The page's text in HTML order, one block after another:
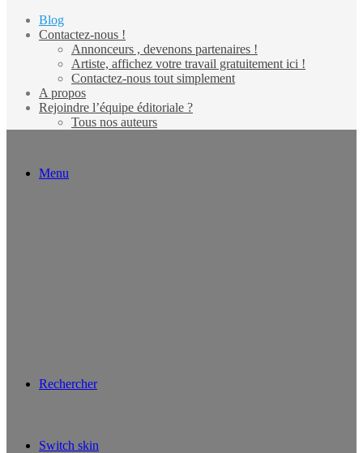
Blog
Contactez-nous !
Annonceurs , devenons partenaires !
Artiste, affichez votre travail gratuitement ici !
Contactez-nous tout simplement
A propos
Rejoindre l’équipe éditoriale ?
Tous nos auteurs
Menu
Rechercher
Switch skin